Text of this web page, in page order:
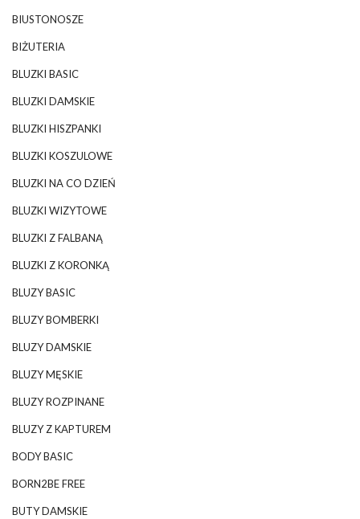
BIUSTONOSZE
BIŻUTERIA
BLUZKI BASIC
BLUZKI DAMSKIE
BLUZKI HISZPANKI
BLUZKI KOSZULOWE
BLUZKI NA CO DZIEŃ
BLUZKI WIZYTOWE
BLUZKI Z FALBANĄ
BLUZKI Z KORONKĄ
BLUZY BASIC
BLUZY BOMBERKI
BLUZY DAMSKIE
BLUZY MĘSKIE
BLUZY ROZPINANE
BLUZY Z KAPTUREM
BODY BASIC
BORN2BE FREE
BUTY DAMSKIE